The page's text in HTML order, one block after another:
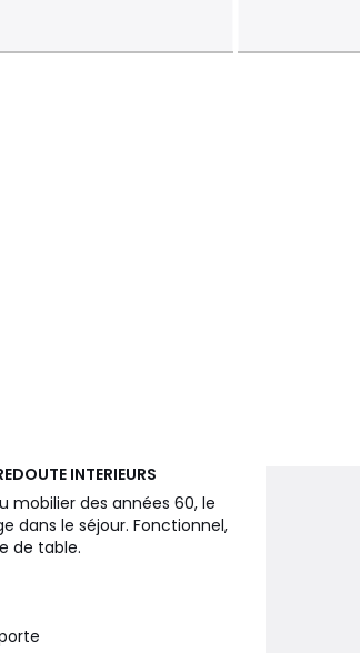
INTERIEURS
mobilier des années 60, le
dans le séjour. Fonctionnel,
de table.